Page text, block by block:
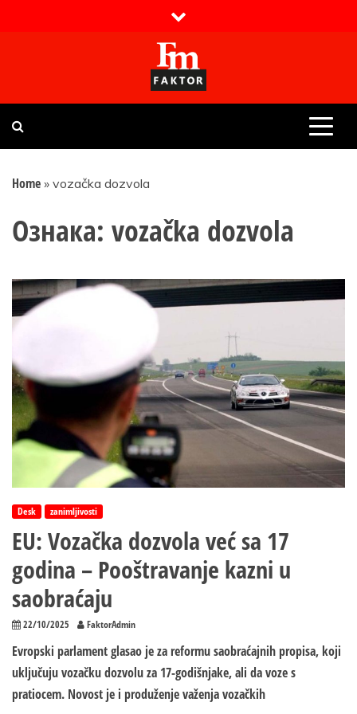
Faktor magazin
Uvijek presudan
Home » vozačka dozvola
Ознака: vozačka dozvola
Desk zanimljivosti
EU: Vozačka dozvola već sa 17
godina – Pooštravanje kazni u
saobraćaju
22/10/2025 FaktorAdmin
Evropski parlament glasao je za reformu saobraćajnih propisa, koji
uključuju vozačku dozvolu za 17-godišnjake, ali da voze s
pratiocem. Novost je i produženje važenja vozačkih